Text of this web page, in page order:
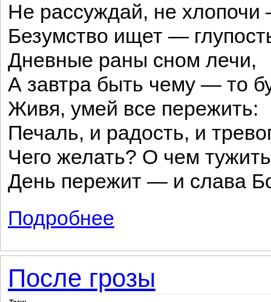
Не рассуждай, не
Безумство ищет —
Дневные раны сном лечи,
А завтра быть чему — то
Живя, умей все пережить:
Печаль, и радость, и
Чего желать? О чем
День пережит — и слава
Подробнее
После грозы